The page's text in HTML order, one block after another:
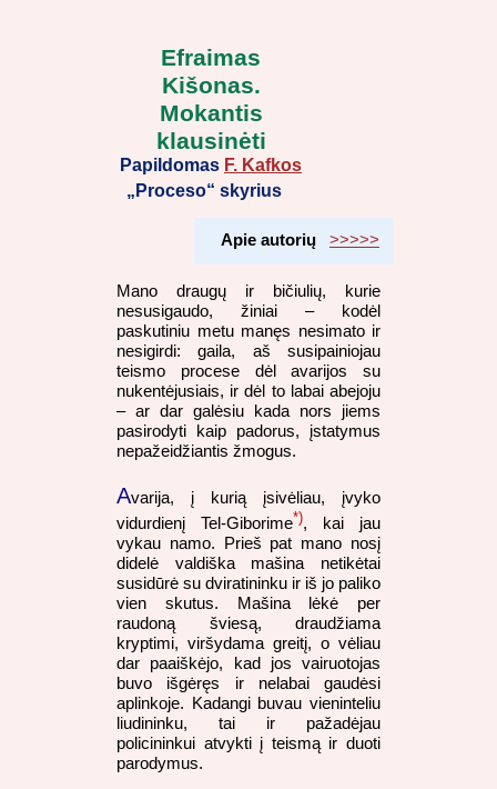
Efraimas
Kišonas.
Mokantis
klausinėti
Papildomas F. Kafkos
„Proceso“ skyrius
Apie autorių >>>>>
Mano draugų ir bičiulių, kurie
nesusigaudo, žiniai – kodėl
paskutiniu metu manęs nesimato ir
nesigirdi: gaila, aš susipainiojau
teismo procese dėl avarijos su
nukentėjusiais, ir dėl to labai abejoju
– ar dar galėsiu kada nors jiems
pasirodyti kaip padorus, įstatymus
nepažeidžiantis žmogus.
Avarija, į kurią įsivėliau, įvyko
vidurdienį Tel-Giborime*), kai jau
vykau namo. Prieš pat mano nosį
didelė valdiška mašina netikėtai
susidūrė su dviratininku ir iš jo paliko
vien skutus. Mašina lėkė per
raudoną šviesą, draudžiama
kryptimi, viršydama greitį, o vėliau
dar paaiškėjo, kad jos vairuotojas
buvo išgėręs ir nelabai gaudėsi
aplinkoje. Kadangi buvau vieninteliu
liudininku, tai ir pažadėjau
policininkui atvykti į teismą ir duoti
parodymus.